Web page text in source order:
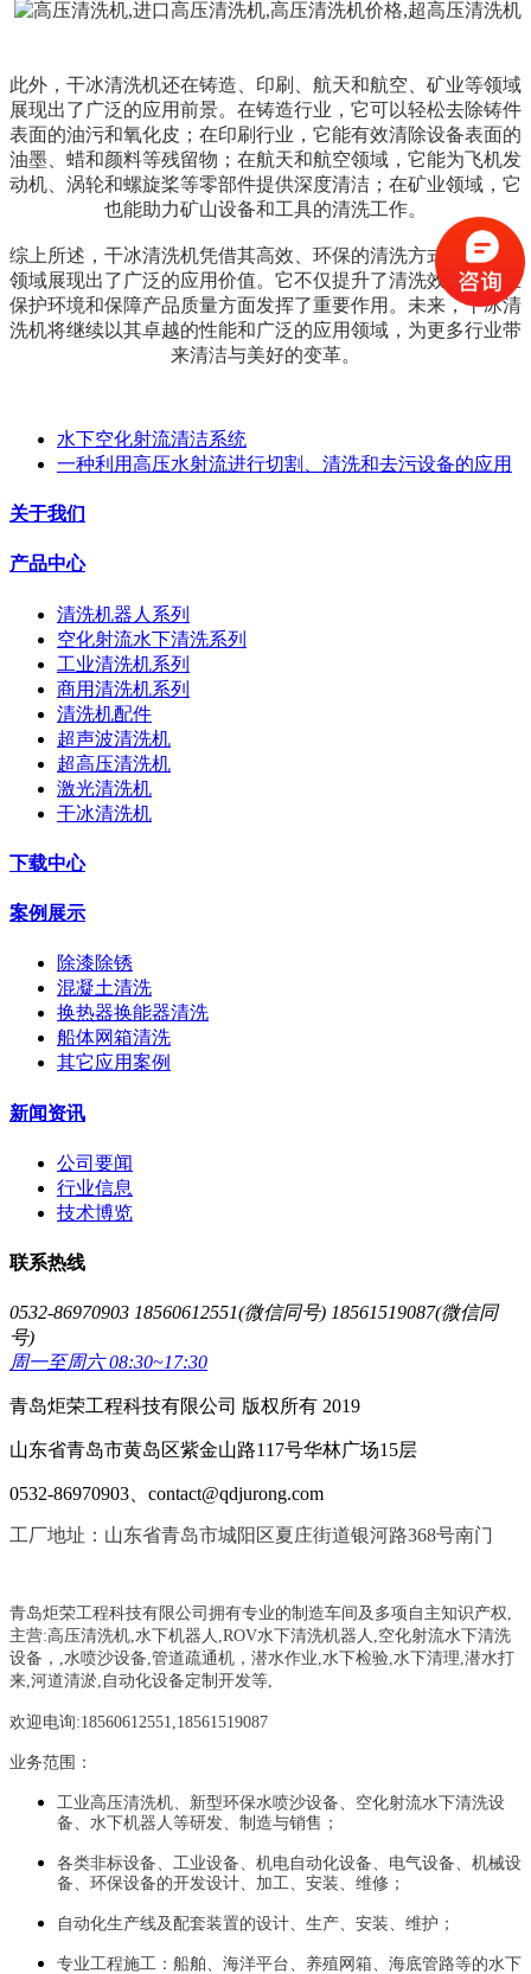
此外，干冰清洗机还在铸造、印刷、航天和航空、矿业等领域
展现出了广泛的应用前景。在铸造行业，它可以轻松去除铸件
表面的油污和氧化皮；在印刷行业，它能有效清除设备表面的
油墨、蜡和颜料等残留物；在航天和航空领域，它能为飞机发
动机、涡轮和螺旋桨等零部件提供深度清洁；在矿业领域，它
也能助力矿山设备和工具的清洗工作。
综上所述，干冰清洗机凭借其高效、环保的清洗方式，在多个
领域展现出了广泛的应用价值。它不仅提升了清洗效率，更在
保护环境和保障产品质量方面发挥了重要作用。未来，干冰清
洗机将继续以其卓越的性能和广泛的应用领域，为更多行业带
来清洁与美好的变革。
水下空化射流清洁系统
一种利用高压水射流进行切割、清洗和去污设备的应用
关于我们
产品中心
清洗机器人系列
空化射流水下清洗系列
工业清洗机系列
商用清洗机系列
清洗机配件
超声波清洗机
超高压清洗机
激光清洗机
干冰清洗机
下载中心
案例展示
除漆除锈
混凝土清洗
换热器换能器清洗
船体网箱清洗
其它应用案例
新闻资讯
公司要闻
行业信息
技术博览
联系热线
0532-86970903 18560612551(微信同号) 18561519087(微信同
号)
周一至周六 08:30~17:30
青岛炬荣工程科技有限公司 版权所有 2019
山东省青岛市黄岛区紫金山路117号华林广场15层
0532-86970903、contact@qdjurong.com
工厂地址：山东省青岛市城阳区夏庄街道银河路368号南门
青岛炬荣工程科技有限公司拥有专业的制造车间及多项自主知识产权,
主营:高压清洗机,水下机器人,ROV水下清洗机器人,空化射流水下清洗
设备， ,水喷沙设备,管道疏通机 ， 潜水作业,水下检验,水下清理,潜水打
来,河道清淤,自动化设备定制开发等,
欢迎电询:18560612551,18561519087
业务范围：
工业高压清洗机、新型环保水喷沙设备、空化射流水下清洗设
备、水下机器人等研发、制造与销售；
各类非标设备、工业设备、机电自动化设备、电气设备、机械设
备、环保设备的开发设计、加工、安装、维修；
自动化生产线及配套装置的设计、生产、安装、维护；
专业工程施工：船舶、海洋平台、养殖网箱、海底管路等的水下